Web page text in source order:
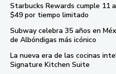
Starbucks Rewards cumple 11
$49 por tiempo limitado
Subway celebra 35 años en
de Albóndigas más icónico
La nueva era de las cocinas
Signature Kitchen Suite